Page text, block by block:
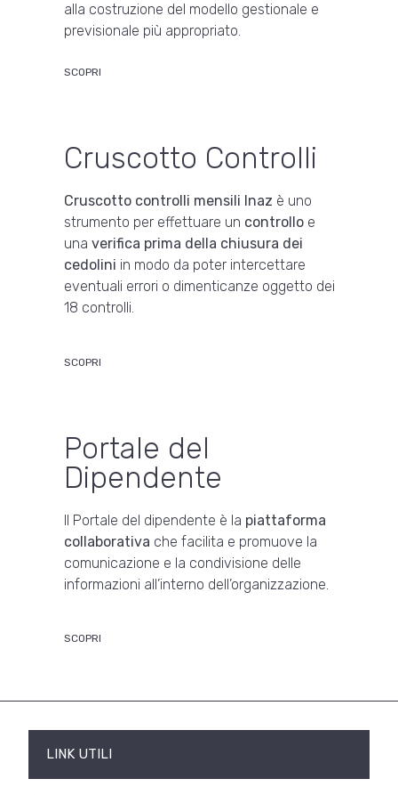
alla costruzione del modello gestionale e
previsionale più appropriato.
SCOPRI
Cruscotto Controlli
Cruscotto controlli mensili Inaz è uno
strumento per effettuare un controllo e
una verifica prima della chiusura dei
cedolini in modo da poter intercettare
eventuali errori o dimenticanze oggetto dei
18 controlli.
SCOPRI
Portale del
Dipendente
Il Portale del dipendente è la piattaforma
collaborativa che facilita e promuove la
comunicazione e la condivisione delle
informazioni all’interno dell’organizzazione.
SCOPRI
LINK UTILI